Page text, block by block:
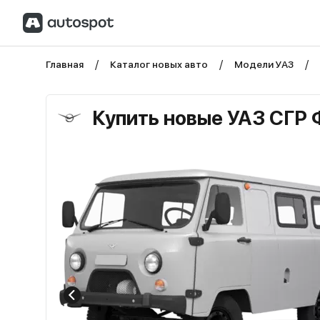
Главная Каталог новых авто Модели УАЗ
Купить новые УАЗ СГР